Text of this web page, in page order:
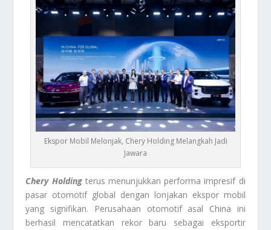
Ekspor Mobil Melonjak, Chery Holding Melangkah Jadi
Jawara
Chery Holdingterus menunjukkan performa impresif di
pasar otomotif global dengan lonjakan ekspor mobil
yang signifikan. Perusahaan otomotif asal China ini
berhasil mencatatkan rekor baru sebagai eksportir